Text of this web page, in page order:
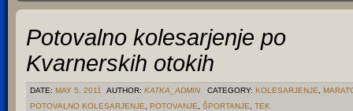
Potovalno kolesarjenje po
Kvarnerskih otokih
DATE: MAY 5, 2011 AUTHOR: KATKA_ADMIN CATEGORY: KOLESARJENJE
POTOVALNO KOLESARJENJE
POTOVANJE ŠPORTANJE TEK